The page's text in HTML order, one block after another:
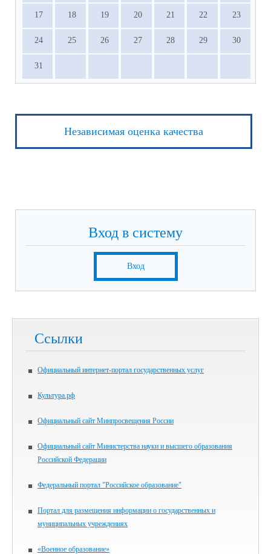
17 18 19 20 21 22 23
24 25 26 27 28 29 30
31
Независимая оценка качества
Вход в систему
Вход
Ссылки
Официальный интернет-портал государственных услуг
Культура.рф
Официальный сайт Минпросвещения России
Официальный сайт Министерства науки и высшего образования
Российской Федерации
Федеральный портал "Российское образование"
Портал для размещения информации о государственных и
муниципальных учреждениях
«Военное образование»